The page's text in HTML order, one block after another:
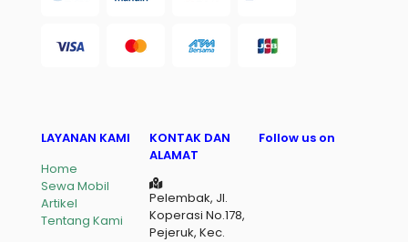
LAYANAN KAMI
Home
Sewa Mobil
Artikel
Tentang Kami
KONTAK DAN
ALAMAT
Pelembak, Jl.
Koperasi No.178,
Pejeruk, Kec.
Follow us on